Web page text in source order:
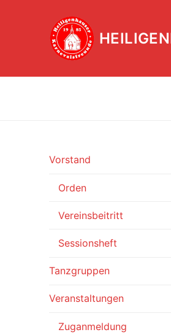
Vorstand
Orden
Vereinsbeitritt
Sessionsheft
Tanzgruppen
Veranstaltungen
Zuganmeldung